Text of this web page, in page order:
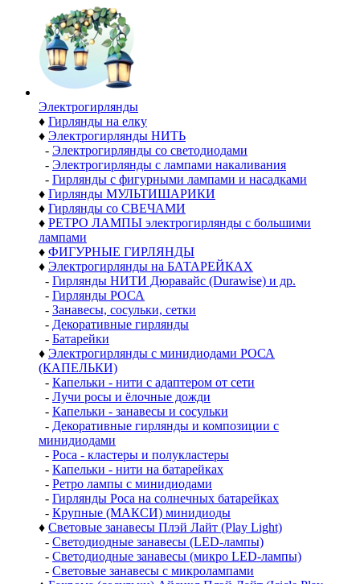
Электро­гирлянды
♦ Гирлянды на елку
♦ Электрогирлянды НИТЬ
- Электрогирлянды со светодиодами
- Электрогирлянды с лампами накаливания
- Гирлянды с фигурными лампами и насадками
♦ Гирлянды МУЛЬТИШАРИКИ
♦ Гирлянды со СВЕЧАМИ
♦ РЕТРО ЛАМПЫ электрогирлянды с большими
лампами
♦ ФИГУРНЫЕ ГИРЛЯНДЫ
♦ Электрогирлянды на БАТАРЕЙКАХ
- Гирлянды НИТИ Дюравайс (Durawise) и др.
- Гирлянды РОСА
- Занавесы, сосульки, сетки
- Декоративные гирлянды
- Батарейки
♦ Электрогирлянды с минидиодами РОСА
(КАПЕЛЬКИ)
- Капельки - нити с адаптером от сети
- Лучи росы и ёлочные дожди
- Капельки - занавесы и сосульки
- Декоративные гирлянды и композиции с
минидиодами
- Роса - кластеры и полукластеры
- Капельки - нити на батарейках
- Ретро лампы с минидиодами
- Гирлянды Роса на солнечных батарейках
- Крупные (МАКСИ) минидиоды
♦ Световые занавесы Плэй Лайт (Play Light)
- Светодиодные занавесы (LED-лампы)
- Светодиодные занавесы (микро LED-лампы)
- Световые занавесы с микролампами